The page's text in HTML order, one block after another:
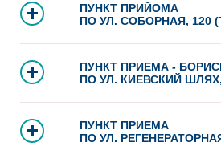
ПУНКТ ПРИЙОМА
ПО УЛ. СОБОРНАЯ, 120
ПУНКТ ПРИЕМА -
ПО УЛ. КИЕВСКИЙ
ПУНКТ ПРИЕМА
ПО УЛ.